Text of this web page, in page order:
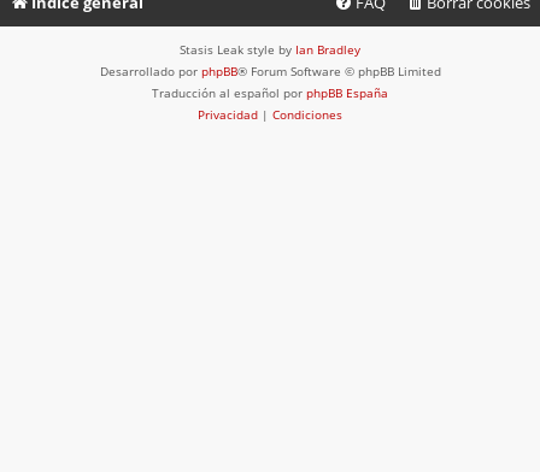
Stasis Leak style by Ian Bradley
Desarrollado por phpBB® Forum Software © phpBB Limited
Traducción al español por phpBB España
Privacidad | Condiciones